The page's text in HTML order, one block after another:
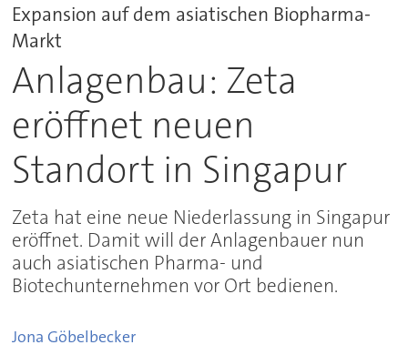
Expansion auf dem asiatischen Biopharma-
Markt
Anlagenbau: Zeta
eröffnet neuen
Standort in Singapur
Zeta hat eine neue Niederlassung in Singapur
eröffnet. Damit will der Anlagenbauer nun
auch asiatischen Pharma- und
Biotechunternehmen vor Ort bedienen.
Jona Göbelbecker